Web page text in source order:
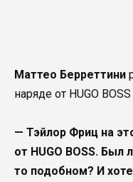
Маттео Берреттини
наряде от HUGO
— Тэйлор Фриц на
от HUGO BOSS. Был
то подобном? И